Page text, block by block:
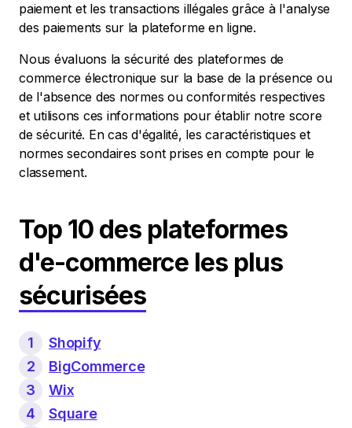
paiement et les transactions illégales grâce à l'analyse
des paiements sur la plateforme en ligne.
Nous évaluons la sécurité des plateformes de
commerce électronique sur la base de la présence ou
de l'absence des normes ou conformités respectives
et utilisons ces informations pour établir notre score
de sécurité. En cas d'égalité, les caractéristiques et
normes secondaires sont prises en compte pour le
classement.
Top 10 des plateformes
d'e-commerce les plus
sécurisées
1
Shopify
2
BigCommerce
3
Wix
4
Square